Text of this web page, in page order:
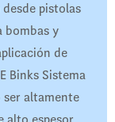
pistolas
bombas y
de
Binks Sistema
ser altamente